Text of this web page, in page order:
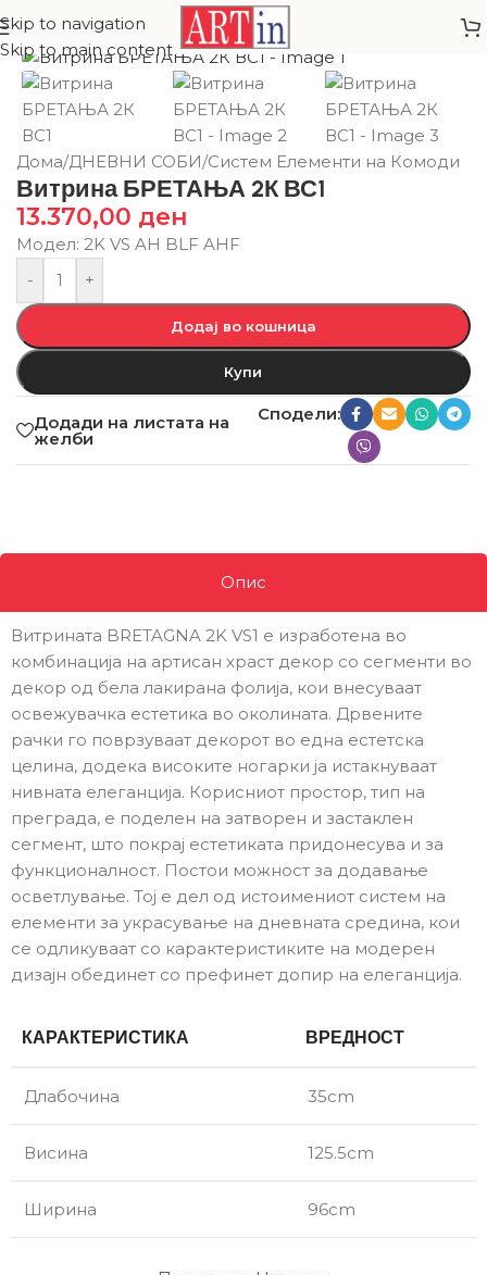
Skip to navigation
Skip to main content
Дома/ДНЕВНИ СОБИ/Систем Елементи на Комоди
Витрина БРЕТАЊА 2К ВС1
13.370,00 ден
Модел: 2K VS AH BLF AHF
-
+
Додај во кошница
Купи
Додади на листата на
желби
Сподели:
Опис
Витрината BRETAGNA 2K VS1 е изработена во
комбинација на артисан храст декор со сегменти во
декор од бела лакирана фолија, кои внесуваат
освежувачка естетика во околината. Дрвените
рачки го поврзуваат декорот во една естетска
целина, додека високите ногарки ја истакнуваат
нивната елеганција. Корисниот простор, тип на
преграда, е поделен на затворен и застаклен
сегмент, што покрај естетиката придонесува и за
функционалност. Постои можност за додавање
осветлување. Тој е дел од истоимениот систем на
елементи за украсување на дневната средина, кои
се одликуваат со карактеристиките на модерен
дизајн обединет со префинет допир на елеганција.
КАРАКТЕРИСТИКА ВРЕДНОСТ
Длабочина 35cm
Висина 125.5cm
Ширина 96cm